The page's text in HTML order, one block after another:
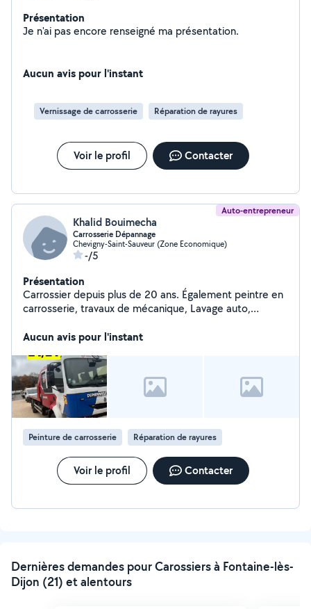
Présentation
Je n'ai pas encore renseigné ma présentation.
Aucun avis pour l'instant
Vernissage de carrosserie Réparation de rayures
Voir le profil Contacter
Auto-entrepreneur
Khalid Bouimecha
Carrosserie Dépannage
Chevigny-Saint-Sauveur (Zone Economique)
-/5
Présentation
Carrossier depuis plus de 20 ans. Également peintre en
carrosserie, travaux de mécanique, Lavage auto,
Remorquage.. N'hésiter pas dispo du lundi au samedi
Aucun avis pour l'instant
Peinture de carrosserie Réparation de rayures
Voir le profil Contacter
Dernières demandes pour Carossiers à Fontaine-lès-
Dijon (21) et alentours